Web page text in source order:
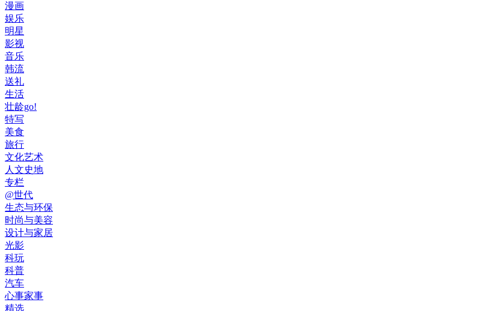
漫画
娱乐
明星
影视
音乐
韩流
送礼
生活
壮龄go!
特写
美食
旅行
文化艺术
人文史地
专栏
@世代
生态与环保
时尚与美容
设计与家居
光影
科玩
科普
汽车
心事家事
精选